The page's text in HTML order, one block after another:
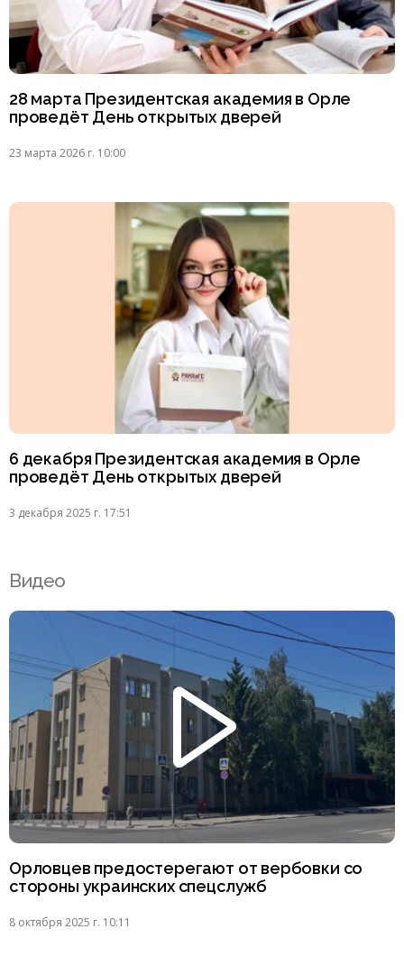
28 марта Президентская академия в Орле
проведёт День открытых дверей
23 марта 2026 г. 10:00
6 декабря Президентская академия в Орле
проведёт День открытых дверей
3 декабря 2025 г. 17:51
Видео
Орловцев предостерегают от вербовки со
стороны украинских спецслужб
8 октября 2025 г. 10:11